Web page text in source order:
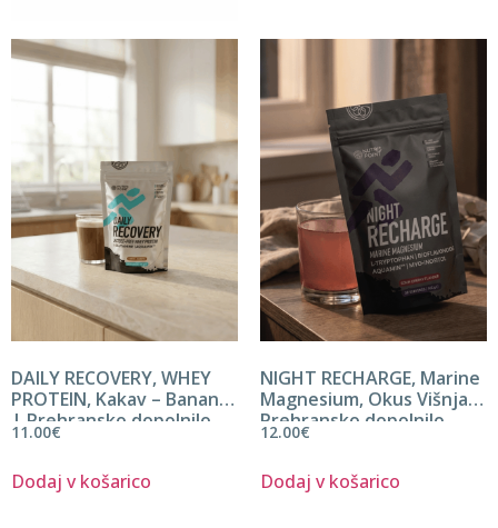
DAILY RECOVERY, WHEY
PROTEIN, Kakav – Banana
| Prehransko dopolnilo
11.00€
Dodaj v košarico
NIGHT RECHARGE, Marine
Magnesium, Okus Višnja |
Prehransko dopolnilo
12.00€
Dodaj v košarico